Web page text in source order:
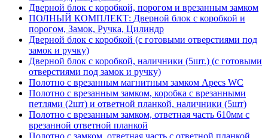
Дверной блок с коробкой, порогом и врезанным замком
ПОЛНЫЙ КОМПЛЕКТ: Дверной блок с коробкой и
порогом, Замок, Ручка, Цилиндр
Дверной блок с коробкой (с готовыми отверстиями под
замок и ручку)
Дверной блок с коробкой, наличники (5шт.) (с готовыми
отверстиями под замок и ручку)
Полотно с врезанным магнитным замком Apecs WC
Полотно с врезанным замком, коробка с врезанными
петлями (2шт) и ответной планкой, наличники (5шт)
Полотно с врезанным замком, ответная часть 610мм с
врезанной ответной планкой
Полотно с замком, ответная часть с ответной планкой,